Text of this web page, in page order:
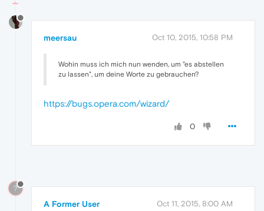
meersau Oct 10, 2015, 10:58 PM
Wohin muss ich mich nun wenden, um "es abstellen
zu lassen", um deine Worte zu gebrauchen?
https://bugs.opera.com/wizard/
0
?
A Former User Oct 11, 2015, 8:00 AM